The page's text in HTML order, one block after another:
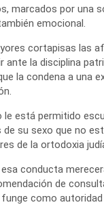
marcados por una
emocional.
cortapisas las
ante la disciplina
la condena a una
le está permitido
su sexo que no
de la ortodoxia
conducta
de
como